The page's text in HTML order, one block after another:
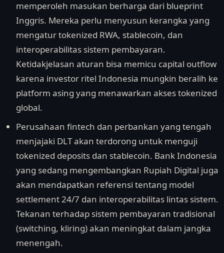
memperoleh masukan berharga dari blueprint
Inggris. Mereka perlu menyusun kerangka yang
mengatur tokenized RWA, stablecoin, dan
interoperabilitas sistem pembayaran.
Ketidakjelasan aturan bisa memicu capital outflow
karena investor ritel Indonesia mungkin beralih ke
platform asing yang menawarkan akses tokenized
global.
Perusahaan fintech dan perbankan yang tengah
menjajaki DLT akan terdorong untuk menguji
tokenized deposits dan stablecoin. Bank Indonesia
yang sedang mengembangkan Rupiah Digital juga
akan mendapatkan referensi tentang model
settlement 24/7 dan interoperabilitas lintas sistem.
Tekanan terhadap sistem pembayaran tradisional
(switching, kliring) akan meningkat dalam jangka
menengah.